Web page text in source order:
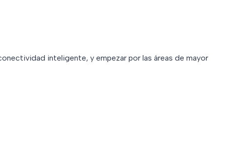
inteligente, y empezar por las áreas de mayor